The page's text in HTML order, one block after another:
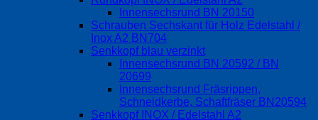
Innensechsrund BN 20150
Schrauben Sechskant für Holz Edelstahl /
Inox A2 BN704
Senkkopf blau verzinkt
Innensechsrund BN 20592 / BN
20699
Innensechsrund Fräsrippen,
Schneidkerbe, Schaftfräser BN20594
Senkkopf INOX / Edelstahl A2